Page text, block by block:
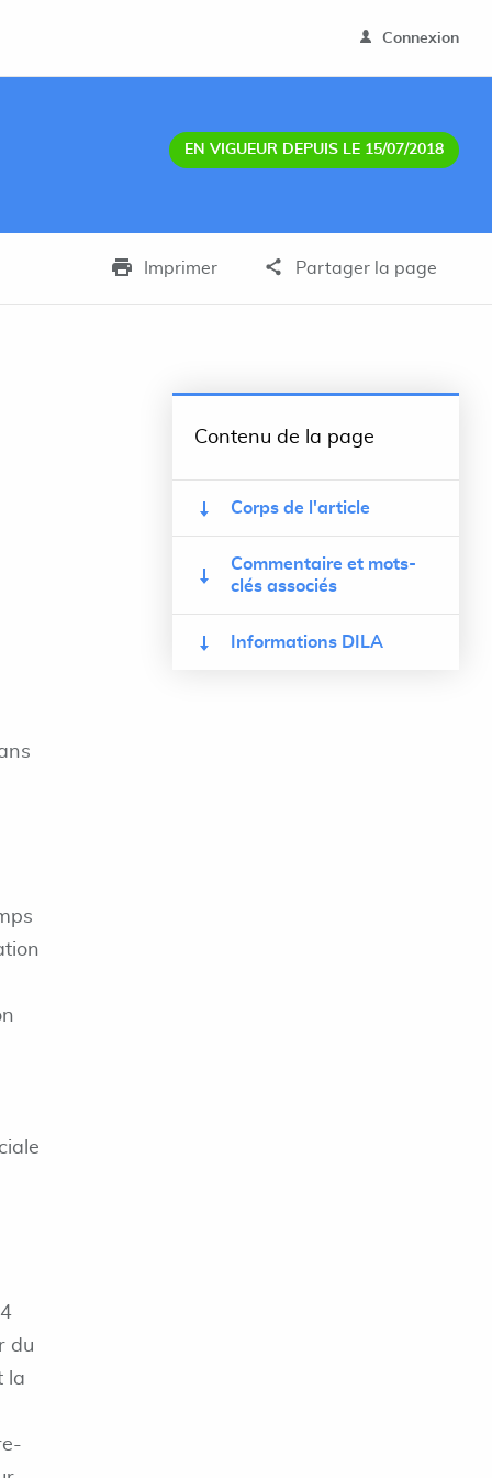
Connexion
EN VIGUEUR DEPUIS LE 15/07/2018
Imprimer Partager la page
du
la
Contenu de la page
Corps de l'article
Commentaire et mots-
clés associés
Informations DILA